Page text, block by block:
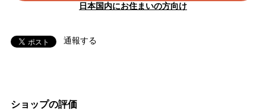
日本国内にお住まいの方向け
通報する
ショップの評価